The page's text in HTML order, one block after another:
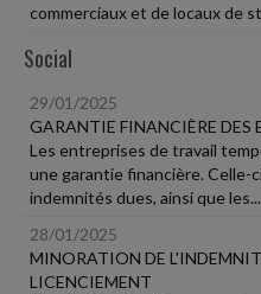
commerciaux et de locaux de
Social
29/01/2025
GARANTIE FINANCIÈRE DES
Les entreprises de travail
une garantie financière. Celle-
indemnités dues, ainsi que les...
28/01/2025
MINORATION DE
LICENCIEMENT